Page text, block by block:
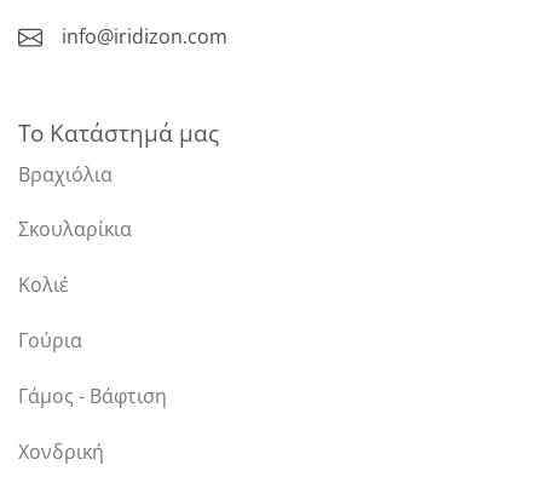
info@iridizon.com
Το Κατάστημά μας
Βραχιόλια
Σκουλαρίκια
Κολιέ
Γούρια
Γάμος - Βάφτιση
Χονδρική